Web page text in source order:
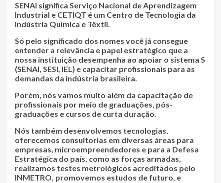
SENAI significa Serviço Nacional de Aprendizagem
Industrial e CETIQT é um Centro de Tecnologia da
Indústria Química e Têxtil.
Só pelo significado dos nomes você já consegue
entender a relevância e papel estratégico que a
nossa instituição desempenha ao apoiar o sistema S
(SENAI, SESI, IEL) e capacitar profissionais para as
demandas da indústria brasileira.
Porém, nós vamos muito além da capacitação de
profissionais por meio de graduações, pós-
graduações e cursos de curta duração.
Nós também desenvolvemos tecnologias,
oferecemos consultorias em diversas áreas para
empresas, microempreendedores e para a Defesa
Estratégica do país, como as forças armadas,
realizamos testes metrológicos acreditados pelo
INMETRO, promovemos estudos de futuro, e